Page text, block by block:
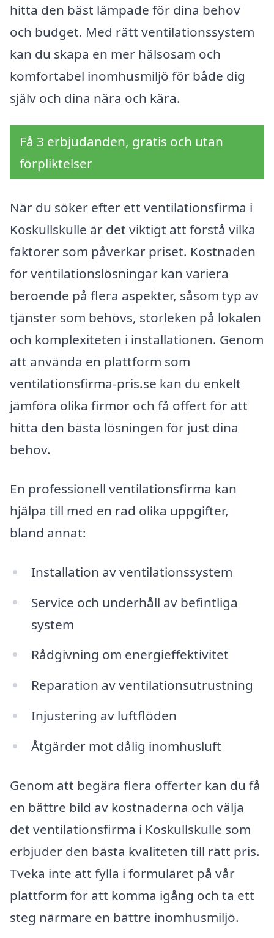
hitta den bäst lämpade för dina behov
och budget. Med rätt ventilationssystem
kan du skapa en mer hälsosam och
komfortabel inomhusmiljö för både dig
själv och dina nära och kära.
Få 3 erbjudanden, gratis och utan
förpliktelser
När du söker efter ett ventilationsfirma i
Koskullskulle är det viktigt att förstå vilka
faktorer som påverkar priset. Kostnaden
för ventilationslösningar kan variera
beroende på flera aspekter, såsom typ av
tjänster som behövs, storleken på lokalen
och komplexiteten i installationen. Genom
att använda en plattform som
ventilationsfirma-pris.se kan du enkelt
jämföra olika firmor och få offert för att
hitta den bästa lösningen för just dina
behov.
En professionell ventilationsfirma kan
hjälpa till med en rad olika uppgifter,
bland annat:
Installation av ventilationssystem
Service och underhåll av befintliga
system
Rådgivning om energieffektivitet
Reparation av ventilationsutrustning
Injustering av luftflöden
Åtgärder mot dålig inomhusluft
Genom att begära flera offerter kan du få
en bättre bild av kostnaderna och välja
det ventilationsfirma i Koskullskulle som
erbjuder den bästa kvaliteten till rätt pris.
Tveka inte att fylla i formuläret på vår
plattform för att komma igång och ta ett
steg närmare en bättre inomhusmiljö.